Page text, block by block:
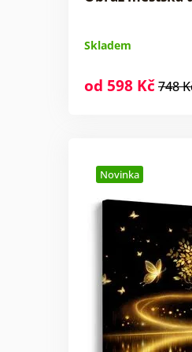
Skladem
od 598 Kč748
Novinka